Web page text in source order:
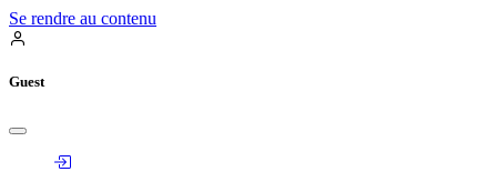
Se rendre au contenu
Guest